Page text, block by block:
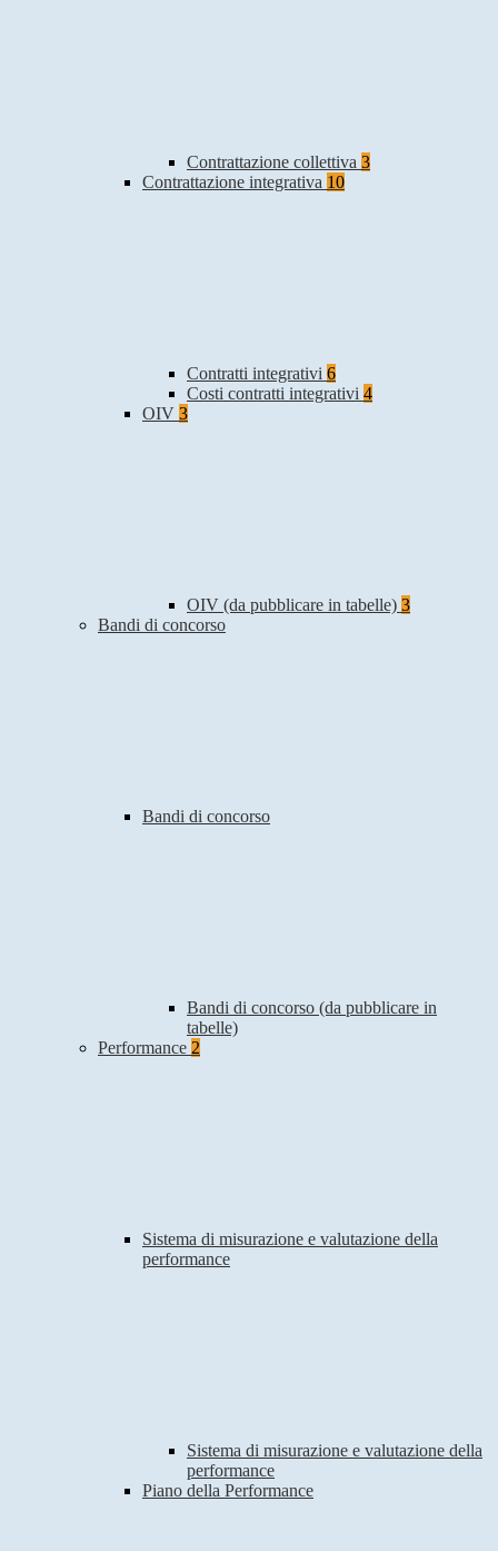
Contrattazione collettiva 3
Contrattazione integrativa 10
Contratti integrativi 6
Costi contratti integrativi 4
OIV 3
OIV (da pubblicare in tabelle) 3
Bandi di concorso
Bandi di concorso
Bandi di concorso (da pubblicare in
tabelle)
Performance 2
Sistema di misurazione e valutazione della
performance
Sistema di misurazione e valutazione della
performance
Piano della Performance